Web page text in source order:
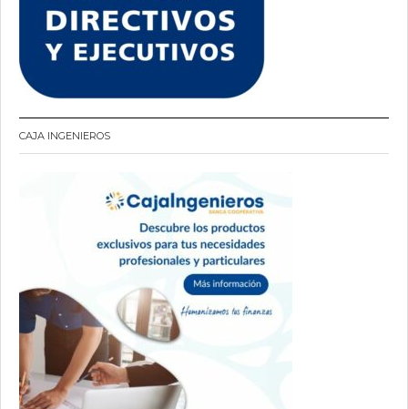
CAJA INGENIEROS